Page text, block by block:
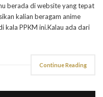
berada di website yang tepat
kalian beragam anime
kala PPKM ini.Kalau ada dari
Continue Reading